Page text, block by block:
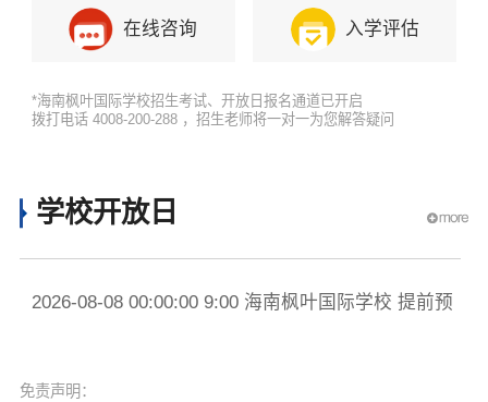
在线咨询 入学评估
*海南枫叶国际学校招生考试、开放日报名通道已开启
拨打电话 4008-200-288 ，招生老师将一对一为您解答疑问
学校开放日
2026-08-08 00:00:00 9:00 海南枫叶国际学校 提前预
免责声明：